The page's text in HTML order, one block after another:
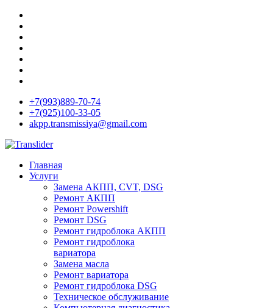
+7(993)889-70-74
+7(925)100-33-05
akpp.transmissiya@gmail.com
Главная
Услуги
Замена АКПП, CVT, DSG
Ремонт АКПП
Ремонт Powershift
Ремонт DSG
Ремонт гидроблока АКПП
Ремонт гидроблока
вариатора
Замена масла
Ремонт вариатора
Ремонт гидроблока DSG
Техническое обслуживание